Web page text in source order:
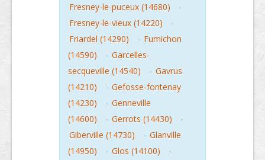
Fresney-le-puceux (14680)
-
Fresney-le-vieux (14220)
-
Friardel (14290)
- Fumichon
(14590)
- Garcelles-
secqueville (14540)
- Gavrus
(14210)
- Gefosse-fontenay
(14230)
- Genneville
(14600)
- Gerrots (14430)
-
Giberville (14730)
- Glanville
(14950)
- Glos (14100)
-